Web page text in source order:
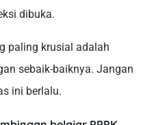
dibuka.
paling krusial adalah
sebaik-baiknya. Jangan
ini berlalu.